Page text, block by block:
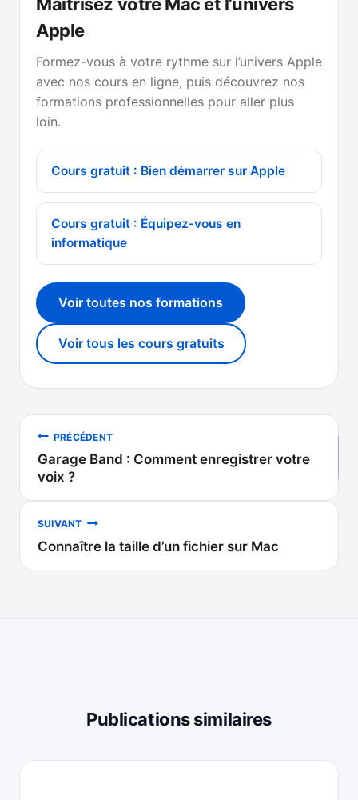
Apple
Formez-vous à votre rythme sur l’univers Apple
avec nos cours en ligne, puis découvrez nos
formations professionnelles pour aller plus
loin.
Cours gratuit : Bien démarrer sur Apple
Cours gratuit : Équipez-vous en
informatique
Voir toutes nos formations
Voir tous les cours gratuits
Navigation
de
l’article
PRÉCÉDENT
Garage Band : Comment enregistrer votre
voix ?
SUIVANT
Connaître la taille d’un fichier sur Mac
Publications similaires